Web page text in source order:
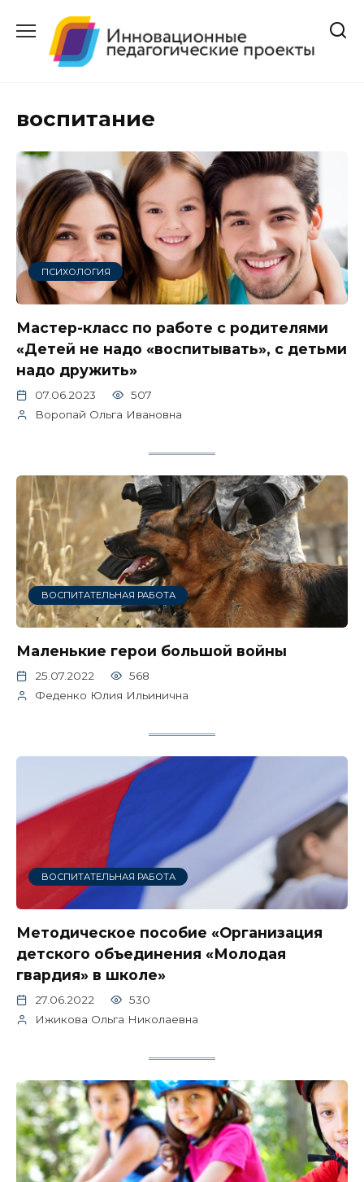
содержанию
воспитание
ПСИХОЛОГИЯ
Мастер-класс по работе с родителями
«Детей не надо «воспитывать», с детьми
надо дружить»
07.06.2023
507
Воропай Ольга Ивановна
ВОСПИТАТЕЛЬНАЯ РАБОТА
Маленькие герои большой войны
25.07.2022
568
Феденко Юлия Ильинична
ВОСПИТАТЕЛЬНАЯ РАБОТА
Методическое пособие «Организация
детского объединения «Молодая
гвардия» в школе»
27.06.2022
530
Ижикова Ольга Николаевна